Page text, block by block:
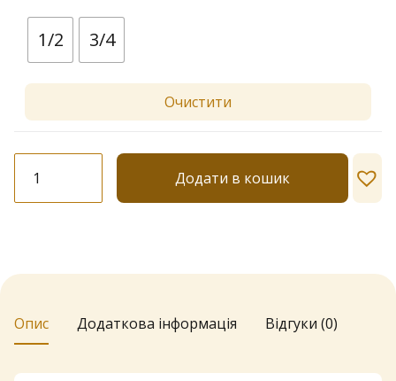
1/2 3/4
Очистити
візерунок
Lores
Додати в кошик
Опис Додаткова інформація Відгуки (0)